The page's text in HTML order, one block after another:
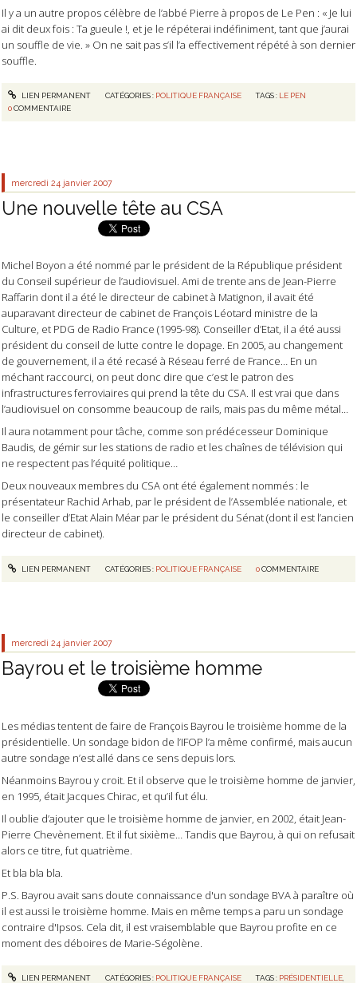
Il y a un autre propos célèbre de l’abbé Pierre à propos de Le Pen : « Je lui
ai dit deux fois : Ta gueule !, et je le répéterai indéfiniment, tant que j’aurai
un souffle de vie. » On ne sait pas s’il l’a effectivement répété à son dernier
souffle.
LIEN PERMANENT CATÉGORIES : POLITIQUE FRANÇAISE TAGS : LE PEN
0COMMENTAIRE
mercredi 24 janvier 2007
Une nouvelle tête au CSA
Michel Boyon a été nommé par le président de la République président
du Conseil supérieur de l’audiovisuel. Ami de trente ans de Jean-Pierre
Raffarin dont il a été le directeur de cabinet à Matignon, il avait été
auparavant directeur de cabinet de François Léotard ministre de la
Culture, et PDG de Radio France (1995-98). Conseiller d’Etat, il a été aussi
président du conseil de lutte contre le dopage. En 2005, au changement
de gouvernement, il a été recasé à Réseau ferré de France… En un
méchant raccourci, on peut donc dire que c’est le patron des
infrastructures ferroviaires qui prend la tête du CSA. Il est vrai que dans
l’audiovisuel on consomme beaucoup de rails, mais pas du même métal…
Il aura notamment pour tâche, comme son prédécesseur Dominique
Baudis, de gémir sur les stations de radio et les chaînes de télévision qui
ne respectent pas l’équité politique…
Deux nouveaux membres du CSA ont été également nommés : le
présentateur Rachid Arhab, par le président de l’Assemblée nationale, et
le conseiller d’Etat Alain Méar par le président du Sénat (dont il est l’ancien
directeur de cabinet).
LIEN PERMANENT CATÉGORIES : POLITIQUE FRANÇAISE 0COMMENTAIRE
mercredi 24 janvier 2007
Bayrou et le troisième homme
Les médias tentent de faire de François Bayrou le troisième homme de la
présidentielle. Un sondage bidon de l’IFOP l’a même confirmé, mais aucun
autre sondage n’est allé dans ce sens depuis lors.
Néanmoins Bayrou y croit. Et il observe que le troisième homme de janvier,
en 1995, était Jacques Chirac, et qu’il fut élu.
Il oublie d’ajouter que le troisième homme de janvier, en 2002, était Jean-
Pierre Chevènement. Et il fut sixième… Tandis que Bayrou, à qui on refusait
alors ce titre, fut quatrième.
Et bla bla bla.
P.S. Bayrou avait sans doute connaissance d'un sondage BVA à paraître où
il est aussi le troisième homme. Mais en même temps a paru un sondage
contraire d'Ipsos. Cela dit, il est vraisemblable que Bayrou profite en ce
moment des déboires de Marie-Ségolène.
LIEN PERMANENT CATÉGORIES : POLITIQUE FRANÇAISE TAGS : PRÉSIDENTIELLE